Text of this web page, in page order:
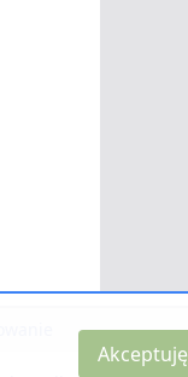
Akceptuję